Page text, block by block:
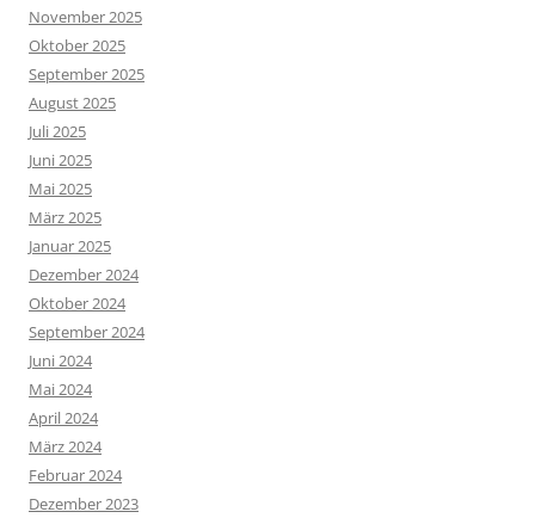
November 2025
Oktober 2025
September 2025
August 2025
Juli 2025
Juni 2025
Mai 2025
März 2025
Januar 2025
Dezember 2024
Oktober 2024
September 2024
Juni 2024
Mai 2024
April 2024
März 2024
Februar 2024
Dezember 2023